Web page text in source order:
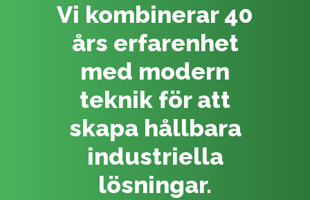
Vi kombinerar 40
års erfarenhet
med modern
teknik för att
skapa hållbara
industriella
lösningar.